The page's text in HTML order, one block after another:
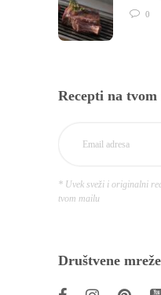
0
Recepti na
* Uvek sveži i originalni
tvom mailu
Društvene mreže